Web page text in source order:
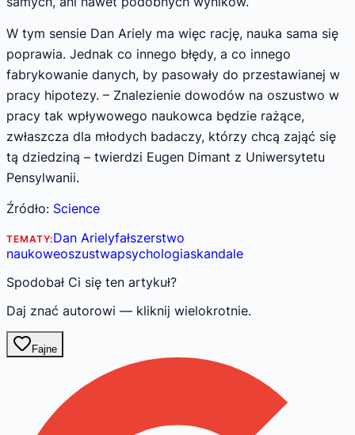
W tym sensie Dan Ariely ma więc rację, nauka sama się
poprawia. Jednak co innego błędy, a co innego
fabrykowanie danych, by pasowały do przestawianej w
pracy hipotezy. – Znalezienie dowodów na oszustwo w
pracy tak wpływowego naukowca będzie rażące,
zwłaszcza dla młodych badaczy, którzy chcą zająć się
tą dziedziną – twierdzi Eugen Dimant z Uniwersytetu
Pensylwanii.
Źródło: Science
TEMATY:Dan Arielyfałszerstwo
naukoweoszustwapsychologiaskandale
Spodobał Ci się ten artykuł?
Daj znać autorowi — kliknij wielokrotnie.
Fajne